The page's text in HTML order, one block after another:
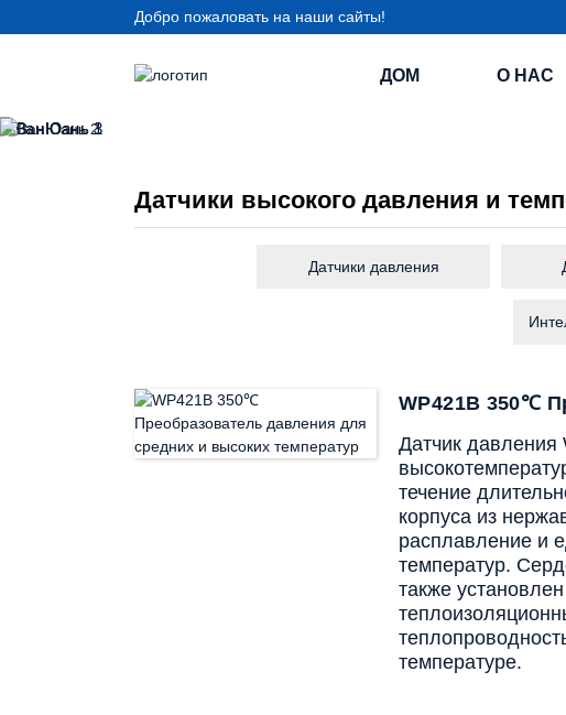
Добро пожаловать на наши сайты!
ДОМ О НАС
Датчики высокого давления и
Датчики давления
WP421B 350℃
Датчик давления
течение
корпуса из
расплавление и
температур.
также
температуре.